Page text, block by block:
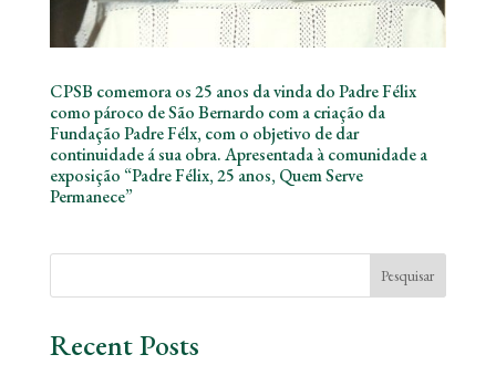
CPSB comemora os 25 anos da vinda do Padre Félix
como pároco de São Bernardo com a criação da
Fundação Padre Félx, com o objetivo de dar
continuidade á sua obra. Apresentada à comunidade a
exposição “Padre Félix, 25 anos, Quem Serve
Permanece”
Pesquisar
Recent Posts